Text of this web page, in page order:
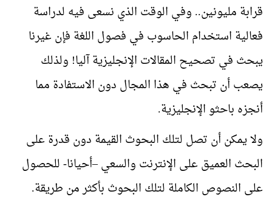
قرابة مليونين.. وفي الوقت الذي نسعى فيه لدراسة
فعالية استخدام الحاسوب في فصول اللغة فإن غيرنا
يبحث في تصحيح المقالات الإنجليزية آليا! ولذلك
يصعب أن تبحث في هذا المجال دون الاستفادة مما
أنجزه باحثو الإنجليزية.
ولا يمكن أن تصل لتلك البحوث القيمة دون قدرة على
البحث العميق على الإنترنت والسعي –أحيانا- للحصول
على النصوص الكاملة لتلك البحوث بأكثر من طريقة.